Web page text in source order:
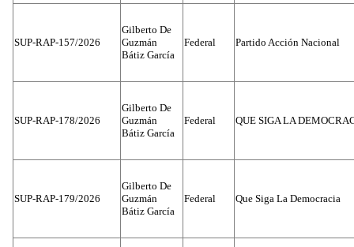
SUP-RAP-157/2026
Gilberto De
Guzmán
Bátiz García
Federal Partido Acción Nacional
SUP-RAP-178/2026
Gilberto De
Guzmán
Bátiz García
Federal QUE SIGA LA
SUP-RAP-179/2026
Gilberto De
Guzmán
Bátiz García
Federal Que Siga La Democracia